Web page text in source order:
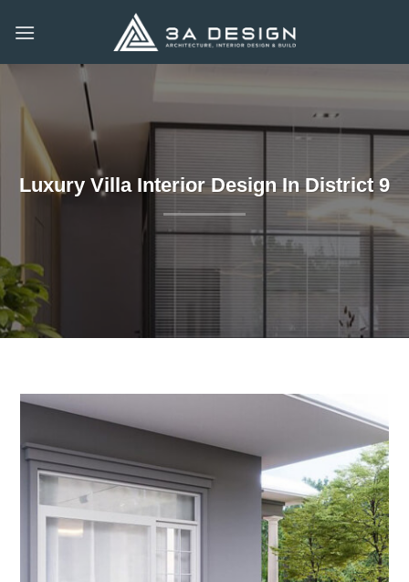
Luxury Villa Interior Design In District 9